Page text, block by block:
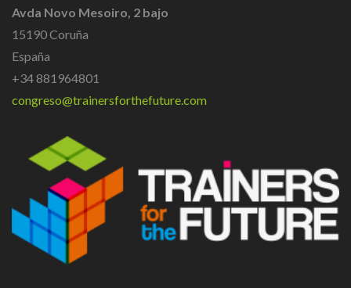
Avda Novo Mesoiro, 2 bajo
15190 Coruña
España
+34 881964801
congreso@trainersforthefuture.com